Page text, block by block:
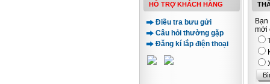
HỖ TRỢ KHÁCH HÀNG
Điều tra bưu gửi
Câu hỏi thường gặp
Đăng kí lắp điện thoại
mới